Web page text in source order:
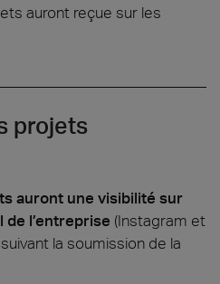
auront reçue sur les
projets
auront une visibilité sur
de l’entreprise (Instagram et
la soumission de la